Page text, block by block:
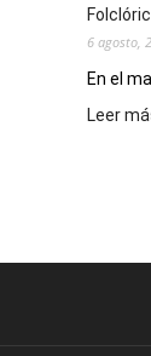
6 agosto,
En el
Leer